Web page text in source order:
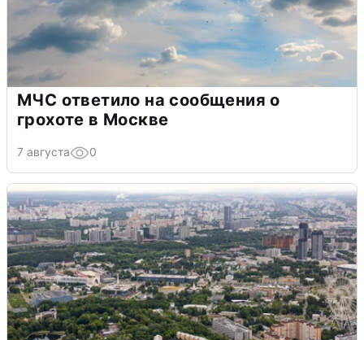
МЧС ответило на сообщения о
грохоте в Москве
7 августа 0